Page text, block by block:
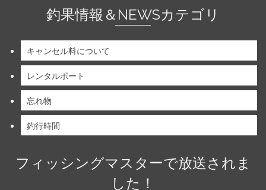
釣果情報＆NEWSカテゴリ
キャンセル料について
レンタルボート
忘れ物
釣行時間
フィッシングマスターで放送されま
した！